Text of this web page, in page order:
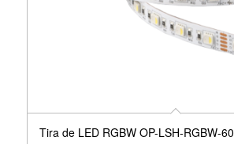
Tira de LED RGBW OP-LSH-RGBW-60